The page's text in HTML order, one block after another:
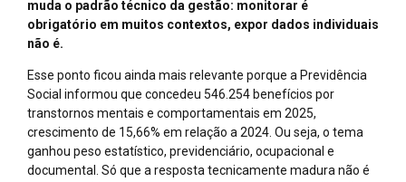
muda o padrão técnico da gestão: monitorar é
obrigatório em muitos contextos, expor dados individuais
não é.
Esse ponto ficou ainda mais relevante porque a Previdência
Social informou que concedeu 546.254 benefícios por
transtornos mentais e comportamentais em 2025,
crescimento de 15,66% em relação a 2024. Ou seja, o tema
ganhou peso estatístico, previdenciário, ocupacional e
documental. Só que a resposta tecnicamente madura não é